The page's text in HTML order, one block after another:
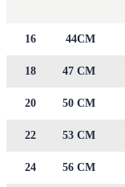
16 44CM
18 47 CM
20 50 CM
22 53 CM
24 56 CM